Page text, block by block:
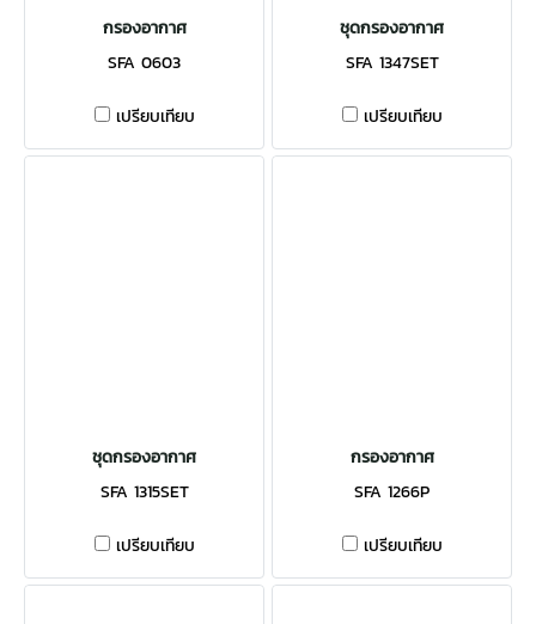
กรองอากาศ
SFA 0603
เปรียบเทียบ
ชุดกรองอากาศ
SFA 1347SET
เปรียบเทียบ
ชุดกรองอากาศ
SFA 1315SET
เปรียบเทียบ
กรองอากาศ
SFA 1266P
เปรียบเทียบ